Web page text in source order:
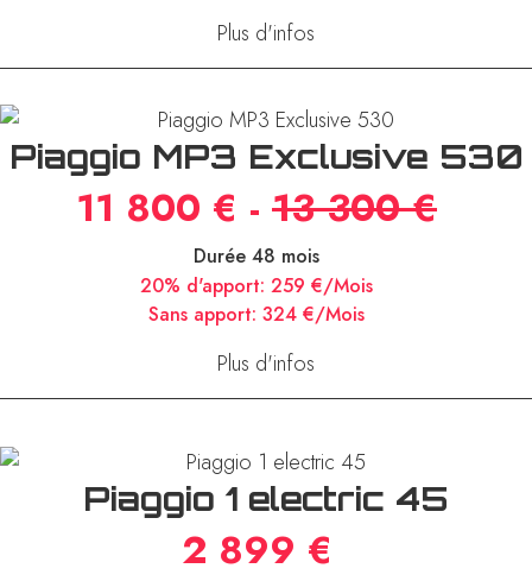
Plus d'infos
Piaggio MP3 Exclusive 530
11 800 € - 13 300 €
Durée 48 mois
20% d'apport: 259 €/Mois
Sans apport: 324 €/Mois
Plus d'infos
Piaggio 1 electric 45
2 899 €